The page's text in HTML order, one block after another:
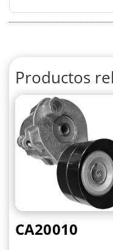
Productos
CA20010